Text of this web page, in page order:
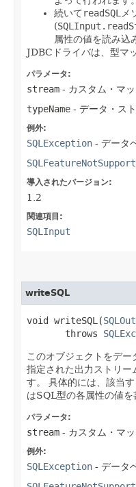
続いて readSQL メ
(
属性の値を読み込
JDBCドライバは、型マ
パラメータ:
stream - カスタム・マ
typeName - データ・ス
例外:
SQLException - データ
導入されたバージョン:
1.2
関連項目:
SQLInput
writeSQL
void writeSQL​(
       throws
このオブジェクトをデ
指定された出力ストリー
す。
具体的には、該当す
はSQL型の各属性の値を
パラメータ:
stream - カスタム・マ
例外:
SQLException - データ